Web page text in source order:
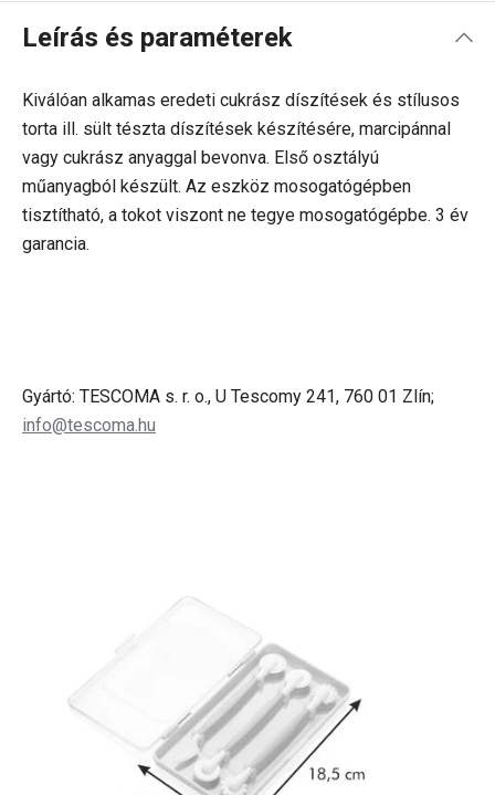
Leírás és paraméterek
Kiválóan alkamas eredeti cukrász díszítések és stílusos
torta ill. sült tészta díszítések készítésére, marcipánnal
vagy cukrász anyaggal bevonva. Első osztályú
műanyagból készült. Az eszköz mosogatógépben
tisztítható, a tokot viszont ne tegye mosogatógépbe. 3 év
garancia.
Gyártó: TESCOMA s. r. o., U Tescomy 241, 760 01 Zlín;
info@tescoma.hu